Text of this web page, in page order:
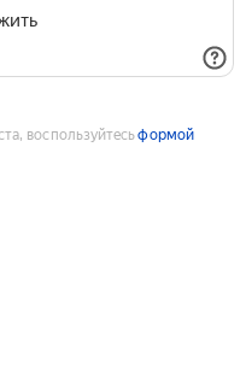
воспользуйтесьформой